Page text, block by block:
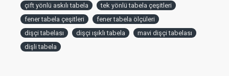
çift yönlü askılı tabela
tek yönlü tabela çeşitleri
fener tabela çeşitleri
fener tabela ölçüleri
dişçi tabelası
dişçi ışıklı tabela
mavi dişçi tabelası
dişli tabela